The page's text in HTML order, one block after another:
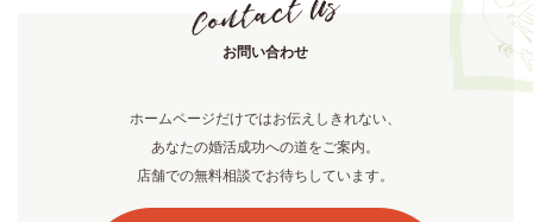
お問い合わせ
ホームページだけではお伝えしきれない、
あなたの婚活成功への道をご案内。
店舗での無料相談でお待ちしています。